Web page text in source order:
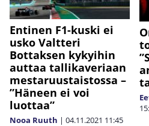
Entinen F1-kuski ei
usko Valtteri
Bottaksen kykyihin
auttaa tallikaveriaan
mestaruustaistossa –
”Häneen ei voi
luottaa”
Nooa Ruuth | 04.11.2021 11:45